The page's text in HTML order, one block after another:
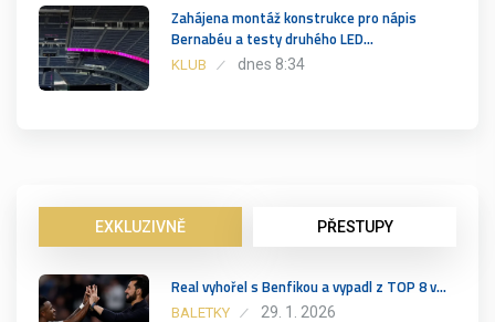
Zahájena montáž konstrukce pro nápis
Bernabéu a testy druhého LED…
KLUB dnes 8:34
EXKLUZIVNĚ PŘESTUPY
Real vyhořel s Benfikou a vypadl z TOP 8 v…
BALETKY 29. 1. 2026